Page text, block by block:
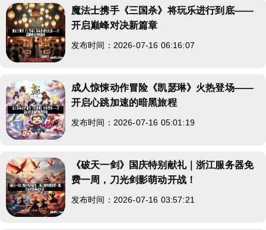
魔法士携手《三国杀》将玩乐进行到底——
开启巅峰对决新篇章
发布时间：2026-07-16 06:16:07
成人惊悚动作冒险《凯瑟琳》火热登场——
开启心跳加速的暗黑旅程
发布时间：2026-07-16 05:01:19
《破天一剑》国庆特别献礼｜浙江服务器免
费一周，刀光剑影萌动开战！
发布时间：2026-07-16 03:57:21